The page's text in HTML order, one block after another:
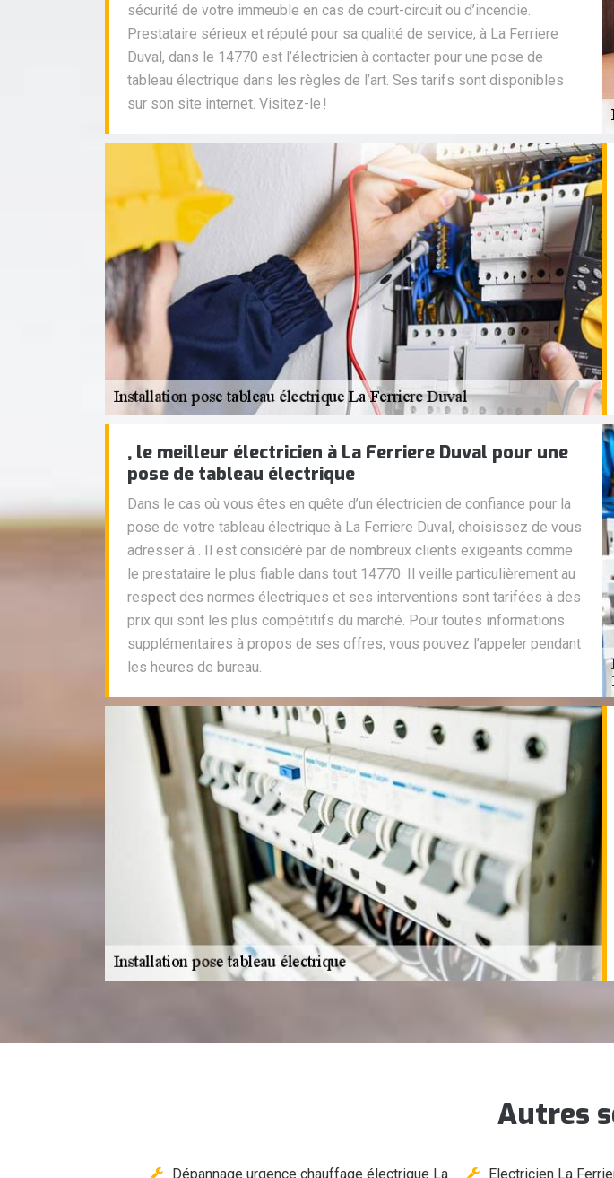
sécurité de votre immeuble en cas de court-circuit ou d’incendie.
Prestataire sérieux et réputé pour sa qualité de service, à La Ferriere
Duval, dans le 14770 est l’électricien à contacter pour une pose de
tableau électrique dans les règles de l’art. Ses tarifs sont disponibles
sur son site internet. Visitez-le !
, le meilleur électricien à La Ferriere Duval pour une
pose de tableau électrique
Dans le cas où vous êtes en quête d’un électricien de confiance pour la
pose de votre tableau électrique à La Ferriere Duval, choisissez de vous
adresser à . Il est considéré par de nombreux clients exigeants comme
le prestataire le plus fiable dans tout 14770. Il veille particulièrement au
respect des normes électriques et ses interventions sont tarifées à des
prix qui sont les plus compétitifs du marché. Pour toutes informations
supplémentaires à propos de ses offres, vous pouvez l’appeler pendant
les heures de bureau.
Autres
Dépannage urgence chauffage électrique La Electricien La